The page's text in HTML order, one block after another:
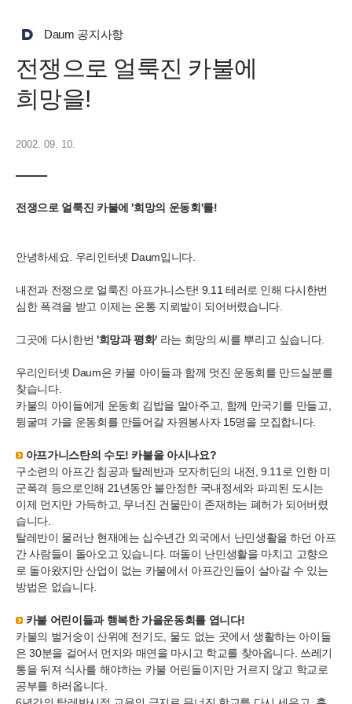
Daum 공지사항
전쟁으로 얼룩진 카불에
희망을!
2002. 09. 10.
전쟁으로 얼룩진 카불에 '희망의 운동회'를!
안녕하세요. 우리인터넷 Daum입니다.
내전과 전쟁으로 얼룩진 아프가니스탄! 9.11 테러로 인해 다시한번
심한 폭격을 받고 이제는 온통 지뢰밭이 되어버렸습니다.
그곳에 다시한번 '희망과 평화' 라는 희망의 씨를 뿌리고 싶습니다.
우리인터넷 Daum은 카불 아이들과 함께 멋진 운동회를 만드실분를
찾습니다.
카불의 아이들에게 운동회 김밥을 말아주고, 함께 만국기를 만들고,
뒹굴며 가을 운동회를 만들어갈 자원봉사자 15명을 모집합니다.
아프가니스탄의 수도! 카불을 아시나요?
구소련의 아프간 침공과 탈레반과 모자히딘의 내전, 9.11로 인한 미
군폭격 등으로인해 21년동안 불안정한 국내정세와 파괴된 도시는
이제 먼지만 가득하고, 무너진 건물만이 존재하는 폐허가 되어버렸
습니다.
탈레반이 물러난 현재에는 십수년간 외국에서 난민생활을 하던 아프
간 사람들이 돌아오고 있습니다. 떠돌이 난민생활을 마치고 고향으
로 돌아왔지만 산업이 없는 카불에서 아프간인들이 살아갈 수 있는
방법은 없습니다.
카불 어린이들과 행복한 가을운동회를 엽니다!
카불의 벌거숭이 산위에 전기도, 물도 없는 곳에서 생활하는 아이들
은 30분을 걸어서 먼지와 매연을 마시고 학교를 찾아옵니다. 쓰레기
통을 뒤져 식사를 해야하는 카불 어린들이지만 거르지 않고 학교로
공부를 하러옵니다.